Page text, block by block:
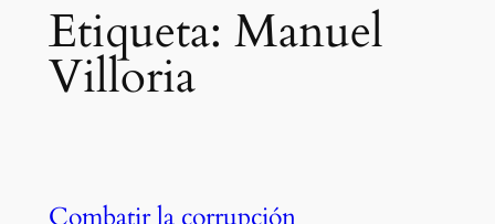
Etiqueta: Manuel
Villoria
Combatir la corrupción